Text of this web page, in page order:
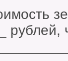
рублей,